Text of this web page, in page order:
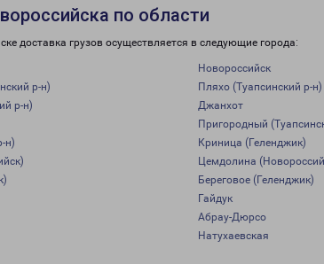
по области
доставка грузов осуществляется в следующие города:
Новороссийск
р-н)
Пляхо (Туапсинский р-н)
р-н)
Джанхот
Пригородный
н)
Криница (Геленджик)
Цемдолина
Береговое (Геленджик)
Гайдук
Абрау-Дюрсо
Натухаевская